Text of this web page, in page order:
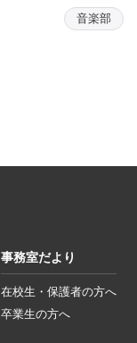
音楽部
事務室だより
在校生・保護者の方へ
卒業生の方へ